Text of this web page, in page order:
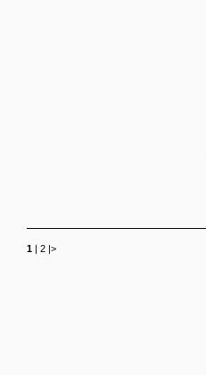
1 | 2 |>